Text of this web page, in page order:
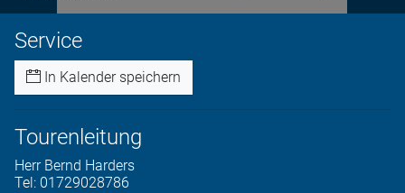
Service
In Kalender speichern
Tourenleitung
Herr Bernd Harders
Tel: 01729028786